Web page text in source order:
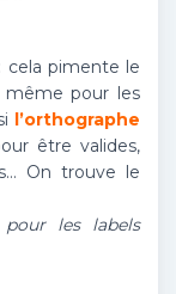
cela pimente le
même pour les
l’orthographe
être valides,
On trouve le
les labels